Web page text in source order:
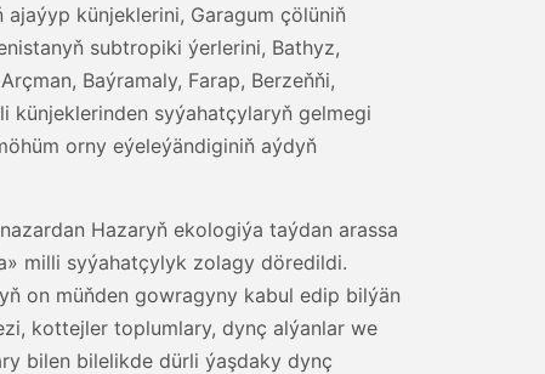
künjeklerini, Garagum çölüniň
subtropiki ýerlerini, Bathyz,
Baýramaly, Farap, Berzeňňi,
künjeklerinden syýahatçylaryň gelmegi
orny eýeleýändiginiň aýdyň
Hazaryň ekologiýa taýdan arassa
milli syýahatçylyk zolagy döredildi.
on müňden gowragyny kabul edip bilýän
kottejler toplumlary, dynç alýanlar we
bilen bilelikde dürli ýaşdaky dynç